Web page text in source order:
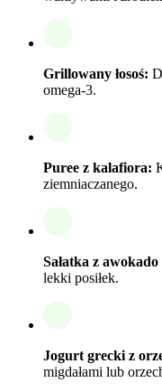
Grillowany łosoś:
omega-3.
Puree z kalafiora:
ziemniaczanego.
Sałatka z
lekki posiłek.
Jogurt grecki z
migdałami lub